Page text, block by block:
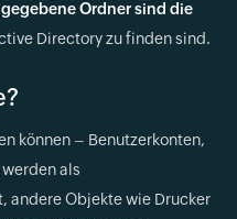
Ordner sind die
Directory zu finden sind.
können – Benutzerkonten,
als
andere Objekte wie Drucker